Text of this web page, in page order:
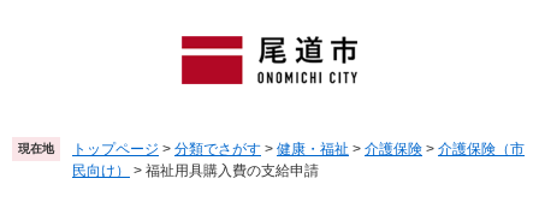
頭
で
飛
ば
現在地 トップページ > 分類でさがす > 健康・福祉 > 介護保険 > 介護保険（市
民向け）
> 福祉用具購入費の支給申請